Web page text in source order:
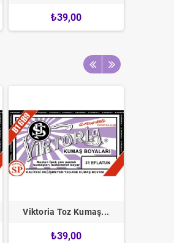
₺39,00
Viktoria Toz Kumaş...
₺39,00